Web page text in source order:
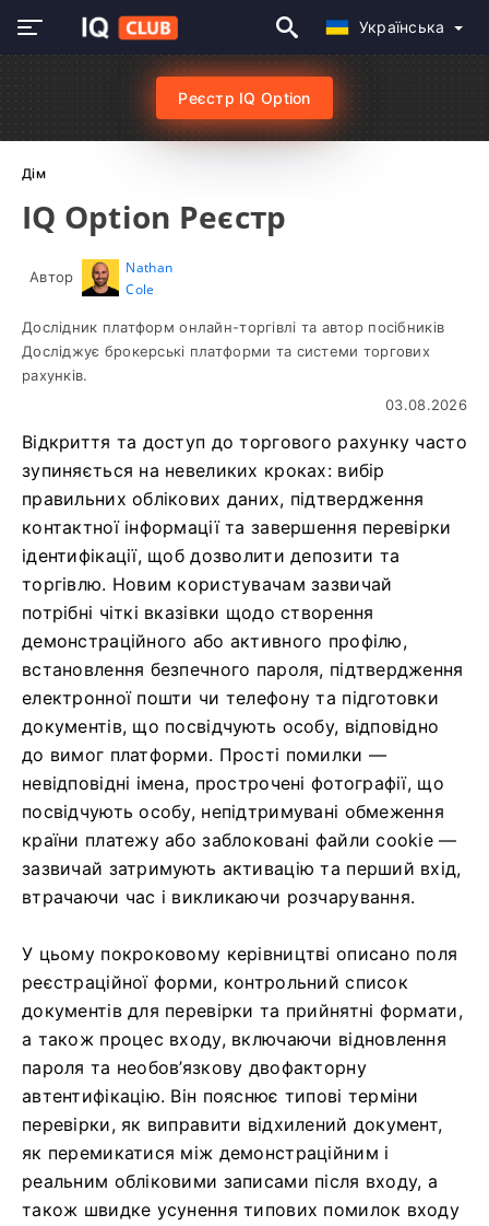
Українська
Реєстр IQ Option
Дім
IQ Option Реєстр
Автор
Nathan
Cole
Дослідник платформ онлайн-торгівлі та автор посібників
Досліджує брокерські платформи та системи торгових
рахунків.
03.08.2026
Відкриття та доступ до торгового рахунку часто
зупиняється на невеликих кроках: вибір
правильних облікових даних, підтвердження
контактної інформації та завершення перевірки
ідентифікації, щоб дозволити депозити та
торгівлю. Новим користувачам зазвичай
потрібні чіткі вказівки щодо створення
демонстраційного або активного профілю,
встановлення безпечного пароля, підтвердження
електронної пошти чи телефону та підготовки
документів, що посвідчують особу, відповідно
до вимог платформи. Прості помилки —
невідповідні імена, прострочені фотографії, що
посвідчують особу, непідтримувані обмеження
країни платежу або заблоковані файли cookie —
зазвичай затримують активацію та перший вхід,
втрачаючи час і викликаючи розчарування.
У цьому покроковому керівництві описано поля
реєстраційної форми, контрольний список
документів для перевірки та прийнятні формати,
а також процес входу, включаючи відновлення
пароля та необов’язкову двофакторну
автентифікацію. Він пояснює типові терміни
перевірки, як виправити відхилений документ,
як перемикатися між демонстраційним і
реальним обліковими записами після входу, а
також швидке усунення типових помилок входу